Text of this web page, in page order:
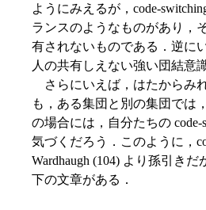
ようにみえるが，code-
ランスのようなものがあり，
有されないものである．逆に
人の共有しえない強い団結意
さらにいえば，はたからみ
も，ある集団と別の集団では
の場合には，自分たちの
気づくだろう．このように，
Wardhaugh (104) より孫引きだ
下の文章がある．